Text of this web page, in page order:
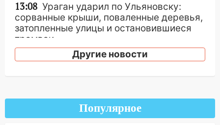
13:08 Ураган ударил по Ульяновску:
сорванные крыши, поваленные деревья,
затопленные улицы и остановившиеся
трамваи
12:17
Ульяновск накрыл крупный град:
12:12 Прокуратура взяла на контроль
ДТП с шестилетним ребёнком на улице
Федерации
Другие новости
Популярное